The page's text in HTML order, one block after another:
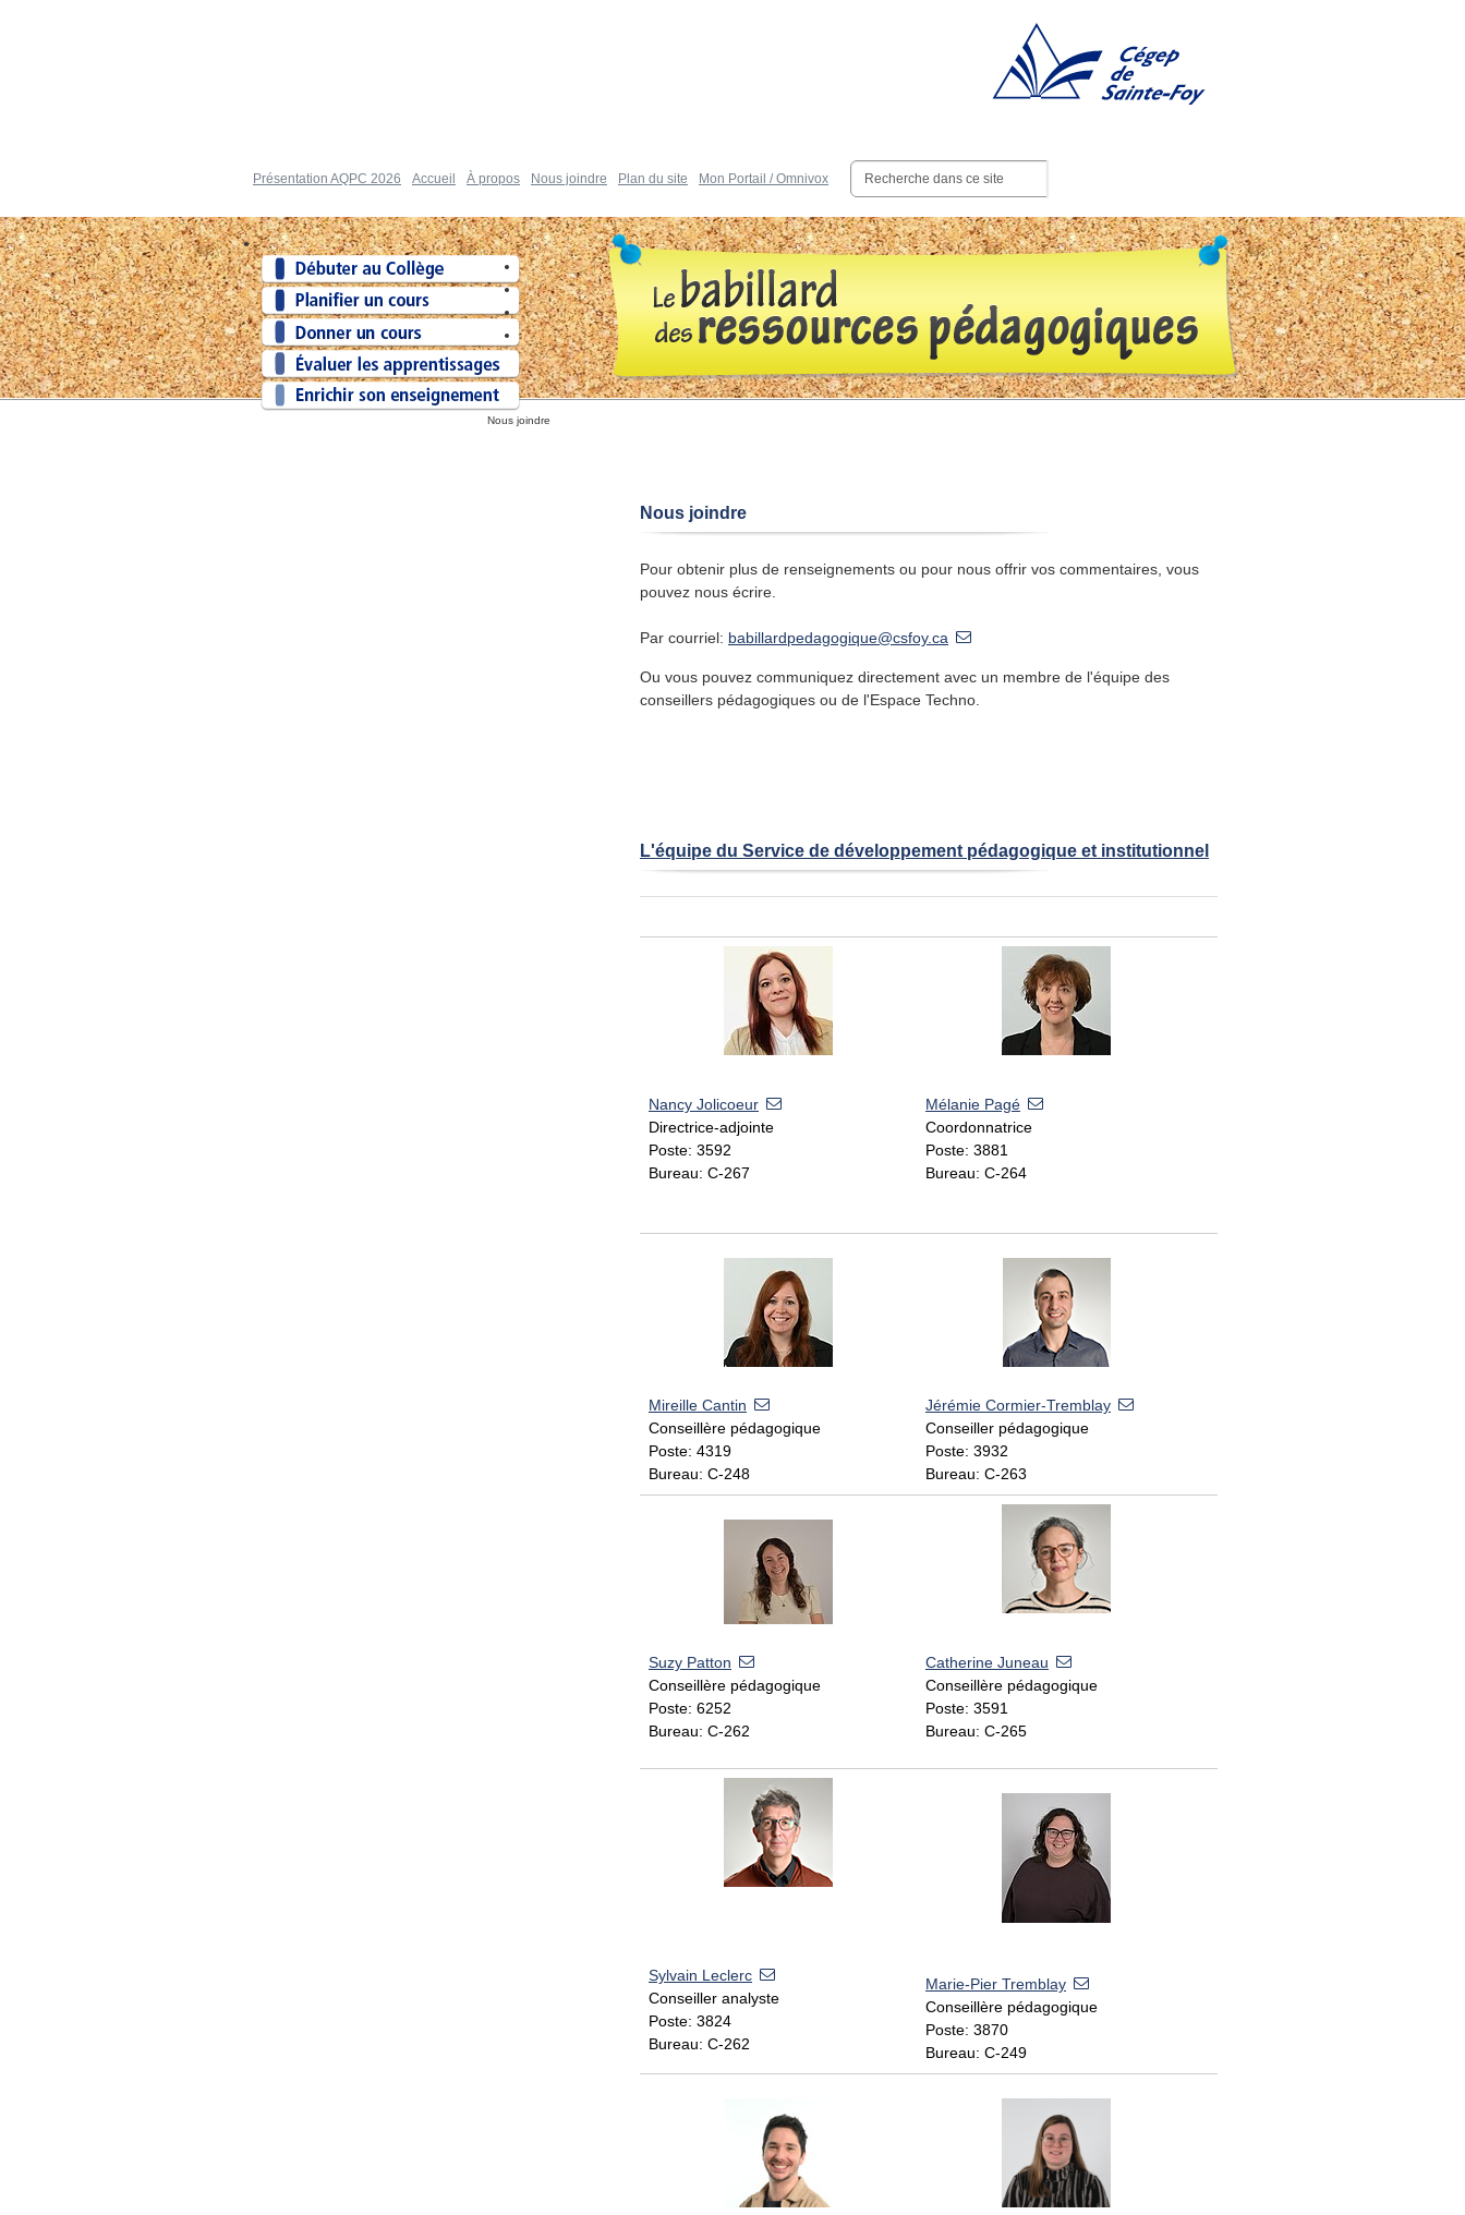
Cégep de Sainte-Foy
Présentation AQPC 2026 Accueil À propos Nous joindre Plan du site Mon Portail / Omnivox
Nous joindre
Nous joindre
Pour obtenir plus de renseignements ou pour nous offrir vos commentaires, vous
pouvez nous écrire.
Par courriel: babillardpedagogique@csfoy.ca
Ou vous pouvez communiquez directement avec un membre de l'équipe des
conseillers pédagogiques ou de l'Espace Techno.
L'équipe du Service de développement pédagogique et institutionnel
Nancy Jolicoeur
Directrice-adjointe
Poste: 3592
Bureau: C-267
Mélanie Pagé
Coordonnatrice
Poste: 3881
Bureau: C-264
Mireille Cantin
Conseillère pédagogique
Poste: 4319
Bureau: C-248
Jérémie Cormier-Tremblay
Conseiller pédagogique
Poste: 3932
Bureau: C-263
Suzy Patton
Conseillère pédagogique
Poste: 6252
Bureau: C-262
Catherine Juneau
Conseillère pédagogique
Poste: 3591
Bureau: C-265
Sylvain Leclerc
Conseiller analyste
Poste: 3824
Bureau: C-262
Marie-Pier Tremblay
Conseillère pédagogique
Poste: 3870
Bureau: C-249